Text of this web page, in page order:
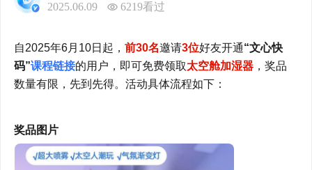
2025.06.09
6219看过
自2025年6月10日起，前30名邀请3位好友开通“文心快
码”课程链接的用户，即可免费领取太空舱加湿器 ，奖品
数量有限，先到先得。活动具体流程如下：
奖品图片